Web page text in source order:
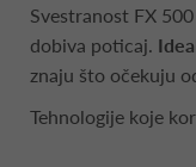
Svestranost FX
dobiva poticaj.
znaju što očekuju
Tehnologije koje